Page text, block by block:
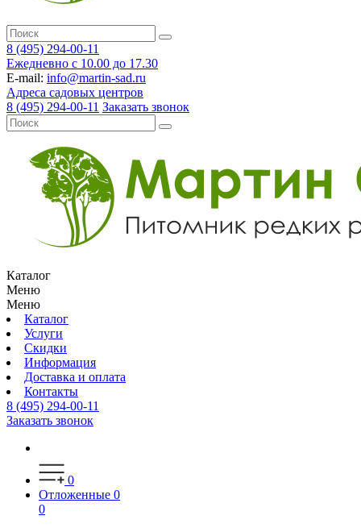
8 (495) 294-00-11
Ежедневно с 10.00 до 17.30
E-mail: info@martin-sad.ru
Адреса садовых центров
8 (495) 294-00-11 Заказать звонок
Каталог
Меню
Меню
Каталог
Услуги
Скидки
Информация
Доставка и оплата
Контакты
8 (495) 294-00-11
Заказать звонок
0
Отложенные 0
0